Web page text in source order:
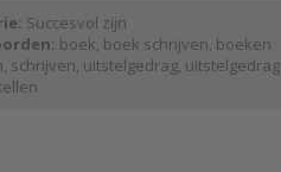
Succesvol zijn
boek, boek schrijven, boeken
, schrijven, uitstelgedrag, uitstelgedrag